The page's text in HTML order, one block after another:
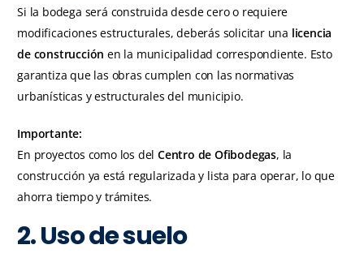
Si la bodega será construida desde cero o requiere
modificaciones estructurales, deberás solicitar una licencia
de construcción en la municipalidad correspondiente. Esto
garantiza que las obras cumplen con las normativas
urbanísticas y estructurales del municipio.
Importante:
En proyectos como los delCentro de Ofibodegas, la
construcción ya está regularizada y lista para operar, lo que
ahorra tiempo y trámites.
2. Uso de suelo